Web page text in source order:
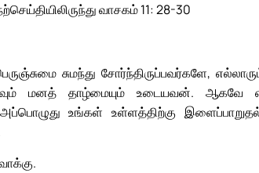
வாசகம் 11: 28-30
சுமந்து சோர்ந்திருப்பவர்களே,
மனத் தாழ்மையும் உடையவன். ஆகவே
உங்கள் உள்ளத்திற்கு